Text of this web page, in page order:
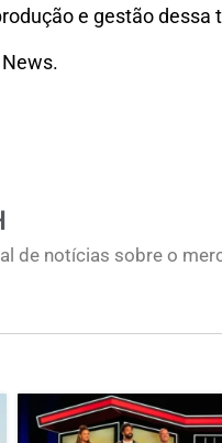
e gestão dessa
de notícias sobre o